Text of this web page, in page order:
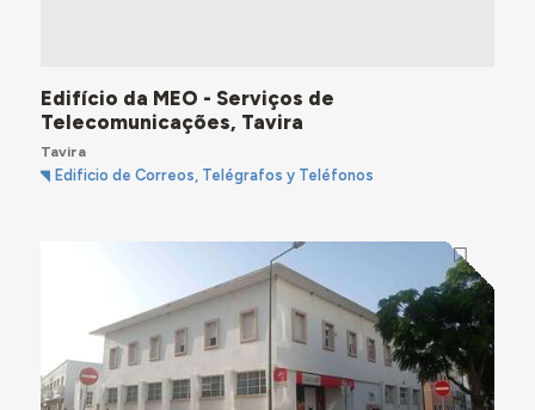
Edifício da MEO - Serviços de
Telecomunicações, Tavira
Tavira
Edificio de Correos, Telégrafos y Teléfonos